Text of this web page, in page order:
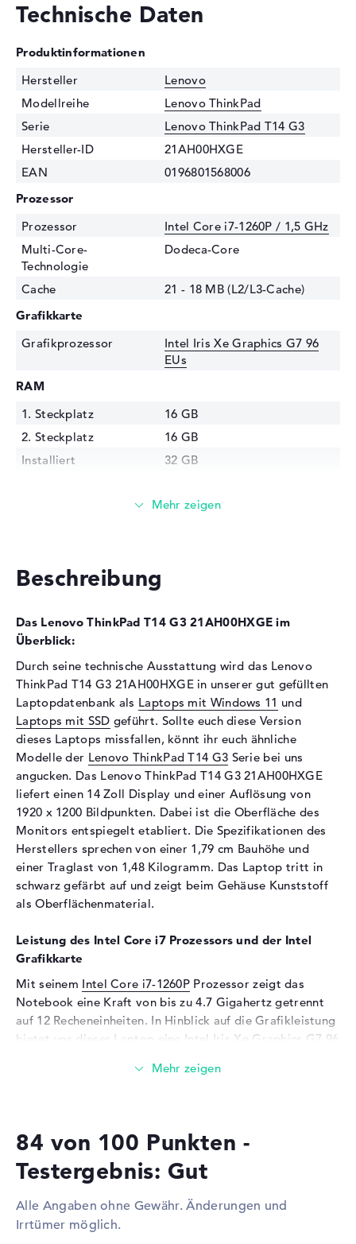
Technische Daten
Produktinformationen
Hersteller
Lenovo
Modellreihe
Lenovo ThinkPad
Serie
Lenovo ThinkPad T14 G3
Hersteller-ID
21AH00HXGE
EAN
0196801568006
Prozessor
Prozessor
Intel Core i7-1260P / 1,5 GHz
Multi-Core-
Technologie
Dodeca-Core
Cache
21 - 18 MB (L2/L3-Cache)
Grafikkarte
Grafikprozessor
Intel Iris Xe Graphics G7 96
EUs
RAM
1. Steckplatz
16 GB
2. Steckplatz
16 GB
Installiert
32 GB
3200 MHz
Schnittstelle
Laufwerks-Typ
ohne Laufwerk
Display-Typ
14" TFT
Max. Auflösung
1920 x 1200
Auflösungstyp
WUXGA
Besonderheiten
Display, entspiegelt, LED-
Hintergrundbeleuchtung, IPS
Panel, farbkalibriert
Audio
Soundkarte
Realtek ALC3287
Mikrofon
vorhanden
Webcam
Eingabegeräte
Tastatur
Tastatur
Beleuchtet (hintergrund),
Flüssigkeitsabweisend
Netzwerkkarte
Gigabit Ethernet
(10/100/1000)
802.11b, 802.11g, 802.11n
Bluetooth
Beschreibung
Das Lenovo ThinkPad T14 G3 21AH00HXGE im
Überblick:
Durch seine technische Ausstattung wird das Lenovo
ThinkPad T14 G3 21AH00HXGE in unserer gut gefüllten
Laptopdatenbank als Laptops mit Windows 11 und
Laptops mit SSD geführt. Sollte euch diese Version
dieses Laptops missfallen, könnt ihr euch ähnliche
Modelle der Lenovo ThinkPad T14 G3 Serie bei uns
angucken. Das Lenovo ThinkPad T14 G3 21AH00HXGE
liefert einen 14 Zoll Display und einer Auflösung von
1920 x 1200 Bildpunkten. Dabei ist die Oberfläche des
Monitors entspiegelt etabliert. Die Spezifikationen des
Herstellers sprechen von einer 1,79 cm Bauhöhe und
einer Traglast von 1,48 Kilogramm. Das Laptop tritt in
schwarz gefärbt auf und zeigt beim Gehäuse Kunststoff
als Oberflächenmaterial.
Leistung des Intel Core i7 Prozessors und der Intel
Grafikkarte
Mit seinem Intel Core i7-1260P Prozessor zeigt das
Notebook eine Kraft von bis zu 4.7 Gigahertz getrennt
auf 12 Recheneinheiten. In Hinblick auf die Grafikleistung
bietet uns dieser Laptop eine Intel Iris Xe Graphics G7 96
wichtigste Komponente neben dem Rechnkern und
Wieviel Speicher hat das Lenovo ThinkPad T14 G3
21AH00HXGE?
Für den Arbeitsspeicher (RAM) stehen insgesamt 32 GB
25600 - 3200 MHz) Arbeitsspeicher (RAM) verwendet.
Wer sein Notebook verbessern möchte, kann dies bis
84 von 100 Punkten -
Testergebnis: Gut
Alle Angaben ohne Gewähr. Änderungen und
Irrtümer möglich.